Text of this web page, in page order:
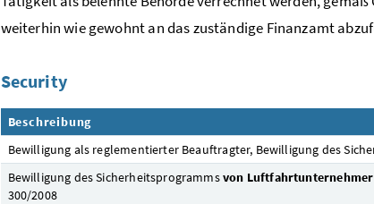
weiterhin wie gewohnt an das zuständige Finanzamt
Security
Beschreibung
Bewilligung als reglementierter Beauftragter, Bewilligung des
Bewilligung des Sicherheitsprogrammsvon Luftfahrtunternehmer
300/2008